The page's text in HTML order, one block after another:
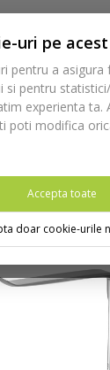
uri pe
pentru a asigura
si pentru
experienta ta.
poti modifica
Accepta toate
doar cookie-urile
Chirurgie si
Medesy
926/6
din tara din